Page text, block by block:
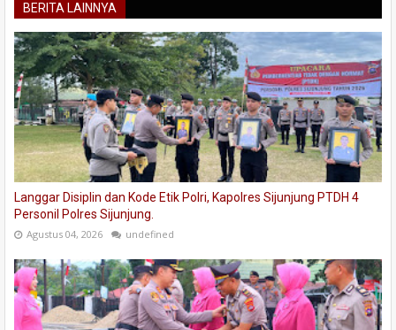
BERITA LAINNYA
Langgar Disiplin dan Kode Etik Polri, Kapolres Sijunjung PTDH 4
Personil Polres Sijunjung.
Agustus 04, 2026 undefined